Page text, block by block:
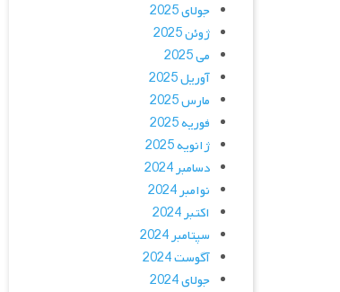
جولای 2025
ژوئن 2025
می 2025
آوریل 2025
مارس 2025
فوریه 2025
ژانویه 2025
دسامبر 2024
نوامبر 2024
اکتبر 2024
سپتامبر 2024
آگوست 2024
جولای 2024